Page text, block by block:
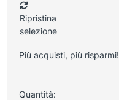
Ripristina
selezione
Più acquisti, più risparmi!
Quantità: